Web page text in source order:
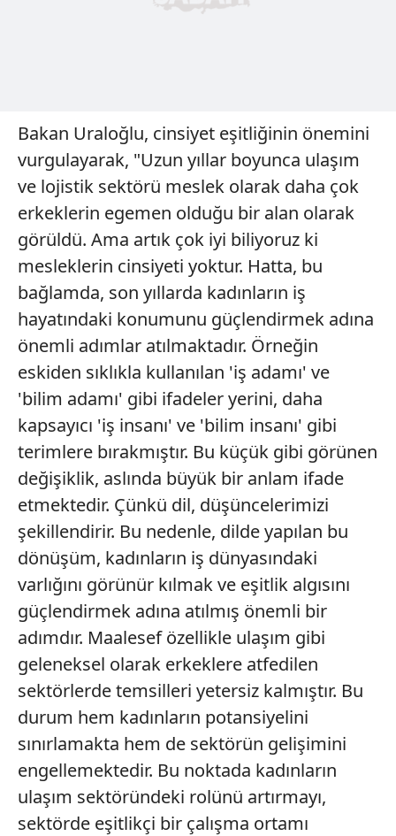
Bakan Uraloğlu, cinsiyet eşitliğinin önemini
vurgulayarak, "Uzun yıllar boyunca ulaşım
ve lojistik sektörü meslek olarak daha çok
erkeklerin egemen olduğu bir alan olarak
görüldü. Ama artık çok iyi biliyoruz ki
mesleklerin cinsiyeti yoktur. Hatta, bu
bağlamda, son yıllarda kadınların iş
hayatındaki konumunu güçlendirmek adına
önemli adımlar atılmaktadır. Örneğin
eskiden sıklıkla kullanılan 'iş adamı' ve
'bilim adamı' gibi ifadeler yerini, daha
kapsayıcı 'iş insanı' ve 'bilim insanı' gibi
terimlere bırakmıştır. Bu küçük gibi görünen
değişiklik, aslında büyük bir anlam ifade
etmektedir. Çünkü dil, düşüncelerimizi
şekillendirir. Bu nedenle, dilde yapılan bu
dönüşüm, kadınların iş dünyasındaki
varlığını görünür kılmak ve eşitlik algısını
güçlendirmek adına atılmış önemli bir
adımdır. Maalesef özellikle ulaşım gibi
geleneksel olarak erkeklere atfedilen
sektörlerde temsilleri yetersiz kalmıştır. Bu
durum hem kadınların potansiyelini
sınırlamakta hem de sektörün gelişimini
engellemektedir. Bu noktada kadınların
ulaşım sektöründeki rolünü artırmayı,
sektörde eşitlikçi bir çalışma ortamı